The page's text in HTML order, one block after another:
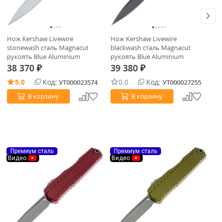
Нож Kershaw Livewire
stonewash сталь Magnacut
рукоять Blue Aluminium
(9000BLU)
38 370 ₽
5.0 Код: УТ000023574
В корзину
Нож Kershaw Livewire
blackwash сталь Magnacut
рукоять Blue Aluminium
(9000BLUBW)
39 380 ₽
0.0 Код: УТ000027255
В корзину
Премиум сталь
Видео
Премиум сталь
Видео